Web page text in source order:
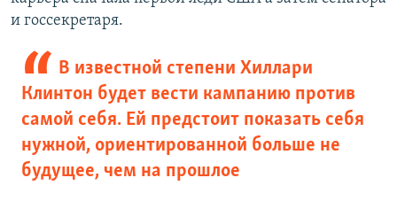
и госсекретаря.
В известной степени Хиллари
Клинтон будет вести кампанию против
самой себя. Ей предстоит показать себя
нужной, ориентированной больше не
будущее, чем на прошлое